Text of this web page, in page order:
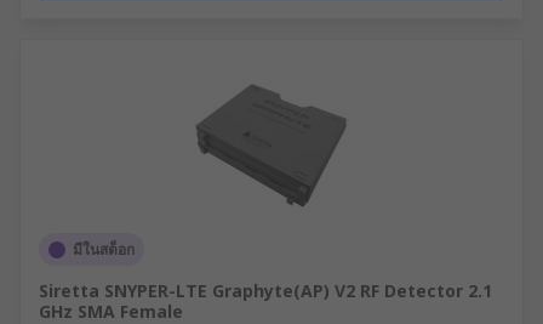
มีในสต็อก
Siretta SNYPER-LTE Graphyte(AP) V2 RF Detector 2.1
GHz SMA Female